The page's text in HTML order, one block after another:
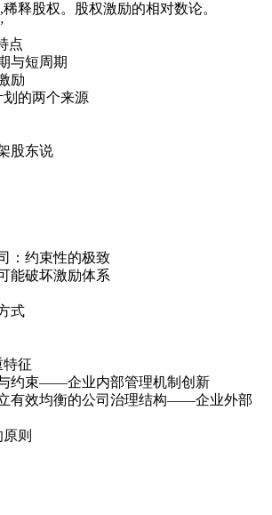
释股权。股权激励的相对数论。
点
与短周期
励
划的两个来源
股东说
：约束性的极致
能破坏激励体系
式
特征
约束——企业内部管理机制创新
有效均衡的公司治理结构——企业外部
则